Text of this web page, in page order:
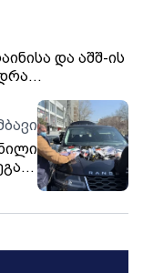
და აშშ-ის